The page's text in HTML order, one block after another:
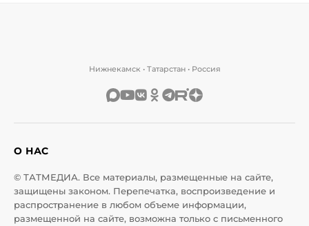
Нижнекамск • Татарстан • Россия
О НАС
© ТАТМЕДИА. Все материалы, размещенные на сайте,
защищены законом. Перепечатка, воспроизведение и
распространение в любом объеме информации,
размещенной на сайте, возможна только с письменного